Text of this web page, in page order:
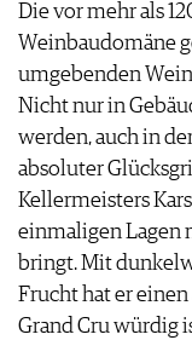
Die vor mehr als
Weinbaudomäne
umgebenden
Nicht nur in
werden, auch in
absoluter
Kellermeisters
einmaligen Lagen
bringt. Mit
Frucht hat er
Grand Cru würdig